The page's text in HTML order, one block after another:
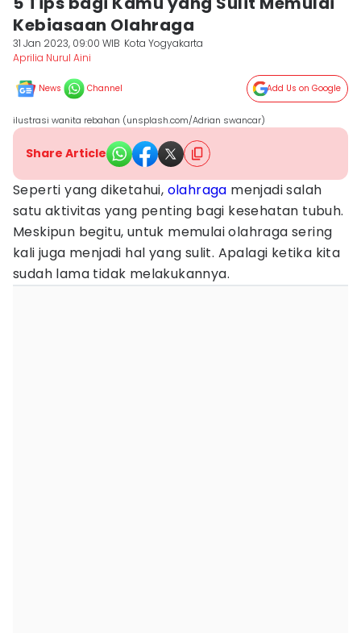
Kebiasaan Olahraga
31 Jan 2023, 09:00 WIB Kota Yogyakarta
Aprilia Nurul Aini
News Channel Add Us on Google
ilustrasi wanita rebahan (unsplash.com/Adrian swancar)
Share Article
Seperti yang diketahui, olahraga menjadi salah
satu aktivitas yang penting bagi kesehatan tubuh.
Meskipun begitu, untuk memulai olahraga sering
kali juga menjadi hal yang sulit. Apalagi ketika kita
sudah lama tidak melakukannya.